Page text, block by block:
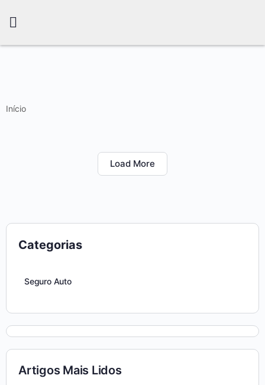
Início
Load More
Categorias
Seguro Auto
Artigos Mais Lidos